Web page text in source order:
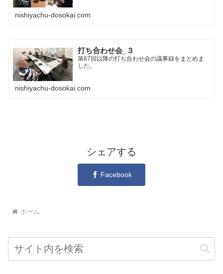
nishiyachu-dosokai.com
打ち合わせ会_３
第67回以降の打ち合わせ会の議事録をまとめま
した。
nishiyachu-dosokai.com
シェアする
Facebook
ホーム